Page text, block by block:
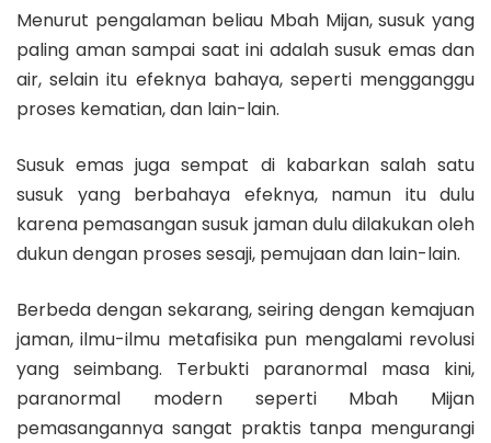
Menurut pengalaman beliau Mbah Mijan, susuk yang
paling aman sampai saat ini adalah susuk emas dan
air, selain itu efeknya bahaya, seperti mengganggu
proses kematian, dan lain-lain.
Susuk emas juga sempat di kabarkan salah satu
susuk yang berbahaya efeknya, namun itu dulu
karena pemasangan susuk jaman dulu dilakukan oleh
dukun dengan proses sesaji, pemujaan dan lain-lain.
Berbeda dengan sekarang, seiring dengan kemajuan
jaman, ilmu-ilmu metafisika pun mengalami revolusi
yang seimbang. Terbukti paranormal masa kini,
paranormal modern seperti Mbah Mijan
pemasangannya sangat praktis tanpa mengurangi